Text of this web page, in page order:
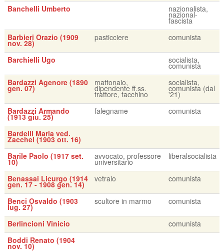
Banchelli Umberto
nazionalista,
nazional-
fascista
Barbieri Orazio (1909
nov. 28)
pasticciere comunista
Barchielli Ugo socialista,
comunista
Bardazzi Agenore (1890
gen. 07)
mattonaio,
dipendente ff.ss.
trattore, facchino
socialista,
comunista (dal
'21)
Bardazzi Armando
(1913 giu. 25)
falegname comunista
Bardelli Maria ved.
Zacchei (1903 ott. 16)
Barile Paolo (1917 set.
10)
avvocato, professore
universitario
liberalsocialista
Benassai Licurgo (1914
gen. 17 - 1908 gen. 14)
vetraio comunista
Benci Osvaldo (1903
lug. 27)
scultore in marmo comunista
Berlincioni Vinicio
comunista
Boddi Renato (1904
nov. 10)